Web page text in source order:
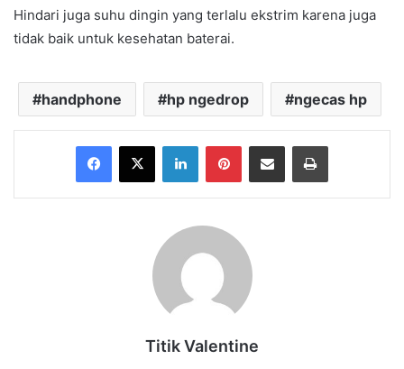
Hindari juga suhu dingin yang terlalu ekstrim karena juga
tidak baik untuk kesehatan baterai.
handphone hp ngedrop ngecas hp
Facebook
X LinkedInPinterestShare via Email Print
Titik Valentine